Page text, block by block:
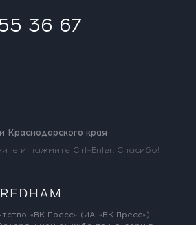
36 67
Краснодарского края
и нажмите Ctrl+Enter. Спасибо!
«ВК Пресс» (ИА «ВК Пресс»)